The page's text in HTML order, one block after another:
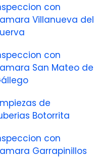
con
Villanueva del
con
San Mateo de
de
Botorrita
con
Garrapinillos